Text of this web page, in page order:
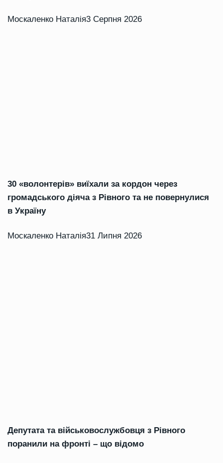
Москаленко Наталія3 Серпня 2026
30 «волонтерів» виїхали за кордон через
громадського діяча з Рівного та не повернулися
в Україну
Москаленко Наталія31 Липня 2026
Депутата та військовослужбовця з Рівного
поранили на фронті – що відомо